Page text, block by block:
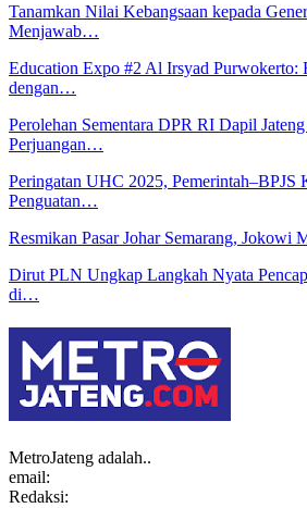
Tanamkan Nilai Kebangsaan kepada
Menjawab…
Education Expo #2 Al Irsyad Purwokerto:
dengan…
Perolehan Sementara DPR RI Dapil
Perjuangan…
Peringatan UHC 2025, Pemerintah–BPJS
Penguatan…
Resmikan Pasar Johar Semarang, Jokowi
Dirut PLN Ungkap Langkah Nyata
di…
MetroJateng adalah..
email:
Redaksi: